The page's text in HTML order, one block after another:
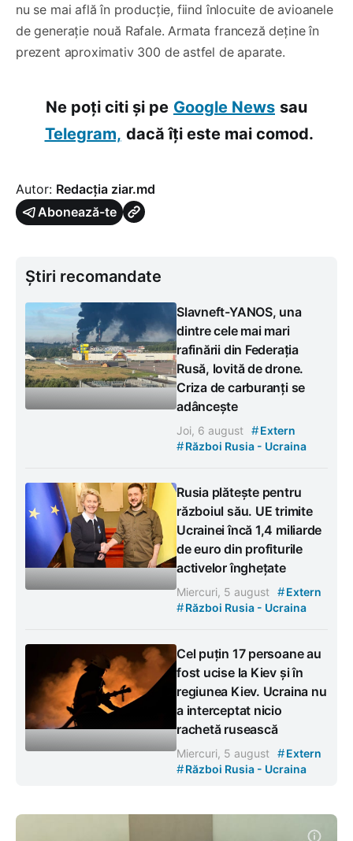
nu se mai află în producție, fiind înlocuite de avioanele
de generație nouă Rafale. Armata franceză deține în
prezent aproximativ 300 de astfel de aparate.
Ne poți citi și pe Google News sau
Telegram, dacă îți este mai comod.
Autor: Redacția ziar.md
Abonează-te
Știri recomandate
Slavneft-YANOS, una
dintre cele mai mari
rafinării din Federația
Rusă, lovită de drone.
Criza de carburanți se
adâncește
Joi, 6 august #Extern
#Război Rusia - Ucraina
Rusia plătește pentru
războiul său. UE trimite
Ucrainei încă 1,4 miliarde
de euro din profiturile
activelor înghețate
Miercuri, 5 august #Extern
#Război Rusia - Ucraina
Cel puțin 17 persoane au
fost ucise la Kiev și în
regiunea Kiev. Ucraina nu
a interceptat nicio
rachetă rusească
Miercuri, 5 august #Extern
#Război Rusia - Ucraina